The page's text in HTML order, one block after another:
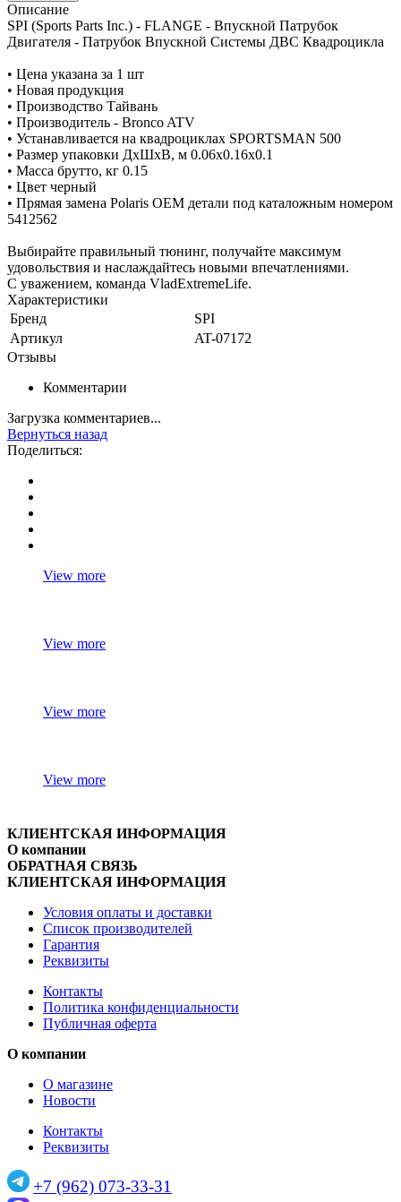
Описание
SPI (Sports Parts Inc.) - FLANGE - Впускной Патрубок
Двигателя - Патрубок Впускной Системы ДВС Квадроцикла
• Цена указана за 1 шт
• Новая продукция
• Производство Тайвань
• Производитель - Bronco ATV
• Устанавливается на квадроциклах SPORTSMAN 500
• Размер упаковки ДхШхВ, м 0.06x0.16x0.1
• Масса брутто, кг 0.15
• Цвет черный
• Прямая замена Polaris OEM детали под каталожным номером
5412562
Выбирайте правильный тюнинг, получайте максимум
удовольствия и наслаждайтесь новыми впечатлениями.
С уважением, команда VladExtremeLife.
Характеристики
Бренд
SPI
Артикул
AT-07172
Отзывы
Комментарии
Загрузка комментариев...
Вернуться назад
Поделиться:
View more
View more
View more
View more
КЛИЕНТСКАЯ ИНФОРМАЦИЯ
О компании
ОБРАТНАЯ СВЯЗЬ
КЛИЕНТСКАЯ ИНФОРМАЦИЯ
Условия оплаты и доставки
Список производителей
Гарантия
Реквизиты
Контакты
Политика конфиденциальности
Публичная оферта
О компании
О магазине
Новости
Контакты
Реквизиты
+7 (962) 073-33-31